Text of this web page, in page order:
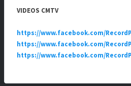
VIDEOS CMTV
https://www.facebook.com/
https://www.facebook.com/
https://www.facebook.com/